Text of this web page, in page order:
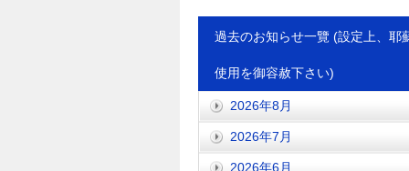
過去のお知らせ一覽 (設定上、耶
使用を御容赦下さい)
2026年8月
2026年7月
2026年6月